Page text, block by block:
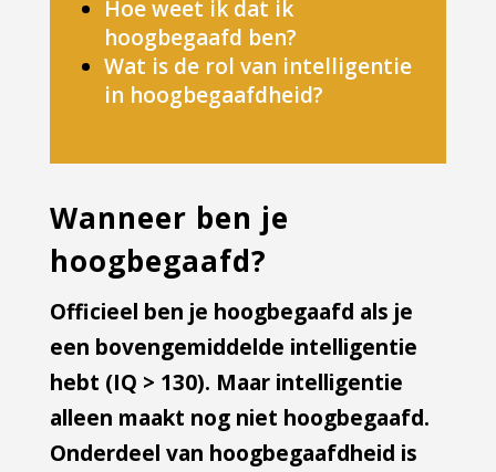
Hoe weet ik dat ik
hoogbegaafd ben?
Wat is de rol van intelligentie
in hoogbegaafdheid?
Wanneer ben je
hoogbegaafd?
Officieel ben je hoogbegaafd als je
een bovengemiddelde intelligentie
hebt (IQ > 130). Maar intelligentie
alleen maakt nog niet hoogbegaafd.
Onderdeel van hoogbegaafdheid is